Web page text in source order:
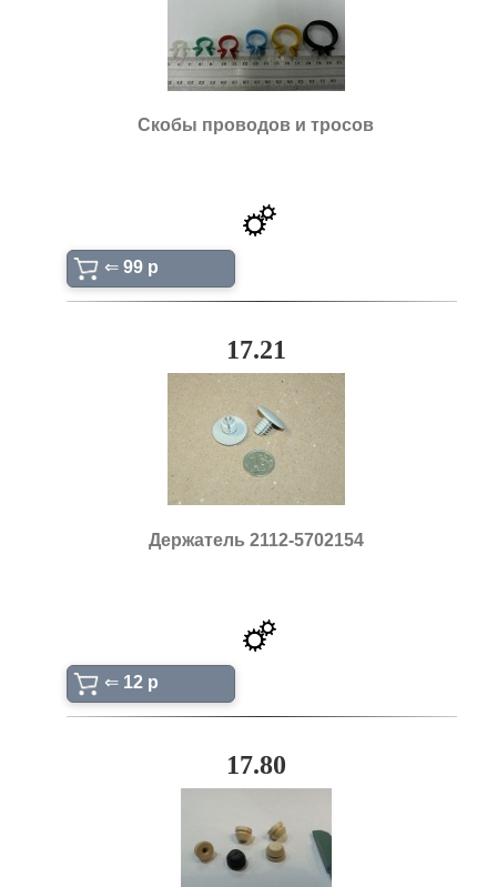
Скобы проводов и тросов
⇐ 99 p
17.21
Держатель 2112-5702154
⇐ 12 p
17.80